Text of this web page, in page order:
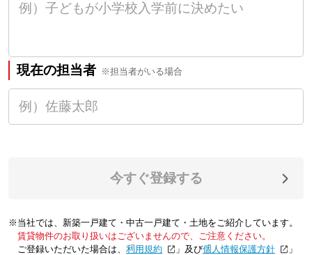
現在の担当者 ※担当者がいる場合
今すぐ登録する
※当社では、新築一戸建て・中古一戸建て・土地をご紹介しています。
賃貸物件のお取り扱いはございませんので、ご注意ください。
ご登録いただいた場合は、「利用規約 」及び「個人情報保護方針
」